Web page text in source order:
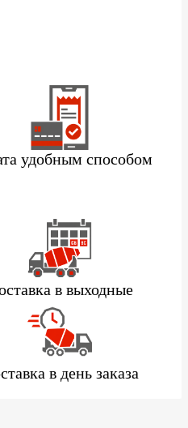
удобным способом
в выходные
в день заказа